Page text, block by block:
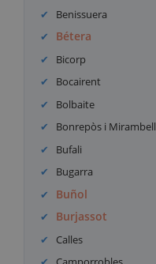
Benissuera
Bétera
Bicorp
Bocairent
Bolbaite
Bonrepòs i Mirambell
Bufali
Bugarra
Buñol
Burjassot
Calles